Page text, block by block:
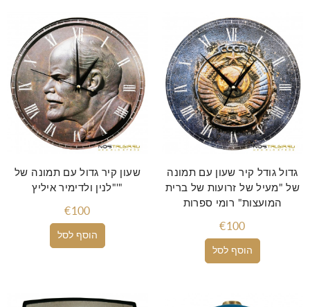
הוסף לסל
שעון קיר גדול עם תמונה של
"לנין ולדימיר איליץ'"
€100
הוסף לסל
גדול גודל קיר שעון עם תמונה
של "מעיל של זרועות של ברית
המועצות" רומי ספרות
€100